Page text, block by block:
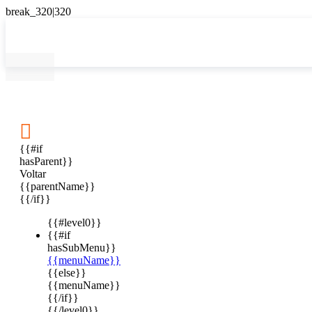

{{#if
hasParent}}
Voltar
{{parentName}}
{{/if}}
{{#level0}}
{{#if
hasSubMenu}}
{{menuName}}
{{else}}
{{menuName}}
{{/if}}